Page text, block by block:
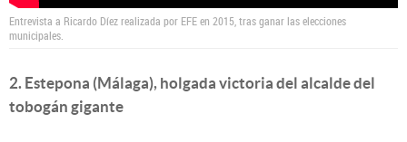
Entrevista a Ricardo Díez realizada por EFE en 2015, tras ganar las elecciones
municipales.
2. Estepona (Málaga), holgada victoria del alcalde del
tobogán gigante